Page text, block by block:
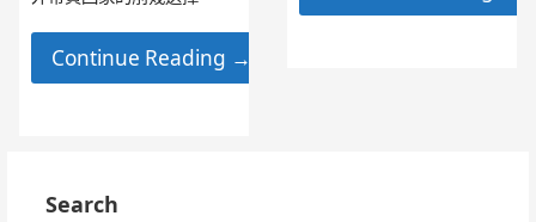
Continue Reading →
Search